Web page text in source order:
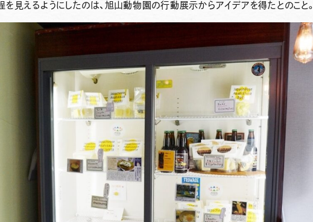
見えるようにしたのは、旭山動物園の行動展示からアイデアを得たとのこと。